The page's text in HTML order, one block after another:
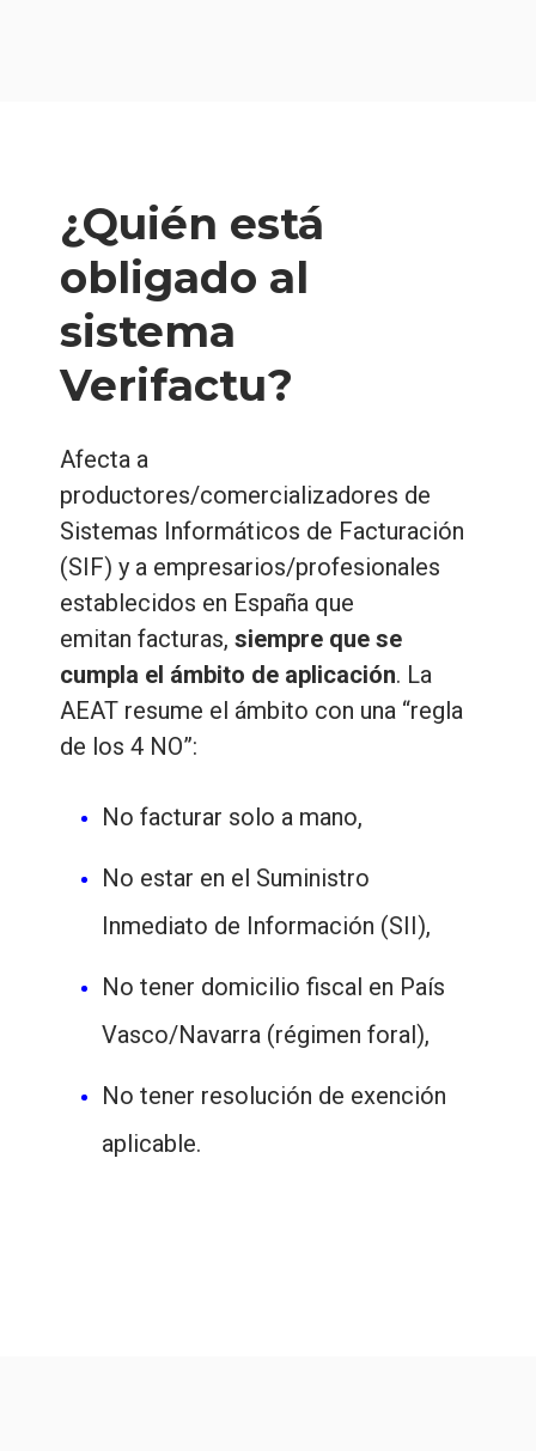
¿Quién está
obligado al
sistema
Verifactu?
Afecta a
productores/comercializadores de
Sistemas Informáticos de Facturación
(SIF) y a empresarios/profesionales
establecidos en España que
emitan facturas, siempre que se
cumpla el ámbito de aplicación. La
AEAT resume el ámbito con una “regla
de los 4 NO”:
No facturar solo a mano,
No estar en el Suministro
Inmediato de Información (SII),
No tener domicilio fiscal en País
Vasco/Navarra (régimen foral),
No tener resolución de exención
aplicable.